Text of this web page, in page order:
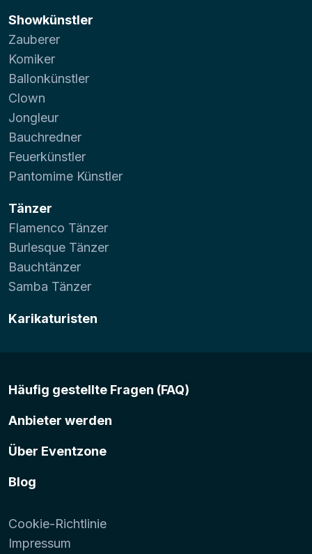
Showkünstler
Zauberer
Komiker
Ballonkünstler
Clown
Jongleur
Bauchredner
Feuerkünstler
Pantomime Künstler
Tänzer
Flamenco Tänzer
Burlesque Tänzer
Bauchtänzer
Samba Tänzer
Karikaturisten
Häufig gestellte Fragen (FAQ)
Anbieter werden
Über Eventzone
Blog
Cookie-Richtlinie
Impressum